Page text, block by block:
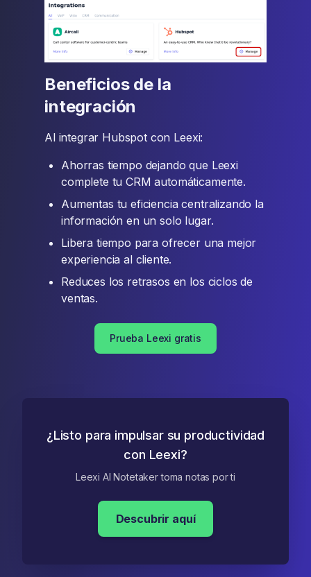
Beneficios de la
integración
Al integrar Hubspot con Leexi:
Ahorras tiempo dejando que Leexi
complete tu CRM automáticamente.
Aumentas tu eficiencia centralizando la
información en un solo lugar.
Libera tiempo para ofrecer una mejor
experiencia al cliente.
Reduces los retrasos en los ciclos de
ventas.
Prueba Leexi gratis
¿Listo para impulsar su productividad
con Leexi?
Leexi AI Notetaker toma notas por ti
Descubrir aquí